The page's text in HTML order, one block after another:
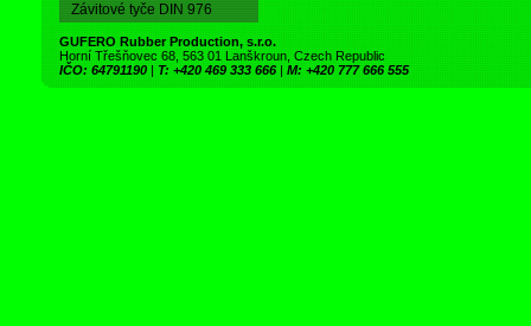
Závitové tyče DIN 976
GUFERO Rubber Production, s.r.o.
Horní Třešňovec 68, 563 01 Lanškroun, Czech Republic
IČO: 64791190 | T: +420 469 333 666 | M: +420 777 666 555